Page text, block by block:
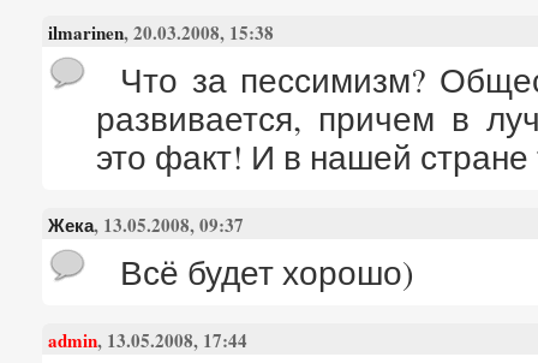
ilmarinen, 20.03.2008, 15:38
Что за пессимизм?
развивается, причем в
это факт! И в нашей
Жека, 13.05.2008, 09:37
Всё будет хорошо)
admin, 13.05.2008, 17:44